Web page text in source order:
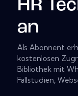
HR
an
Als Abonnent
kostenlosen
Bibliothek mit
Fallstudien,